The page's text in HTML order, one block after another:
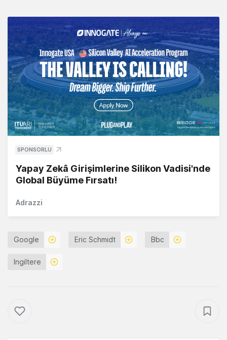
SPONSORLU
Yapay Zekâ Girişimlerine Silikon Vadisi'nde
Global Büyüme Fırsatı!
Adrazzi
Google Eric Schmidt Bbc
Ingiltere